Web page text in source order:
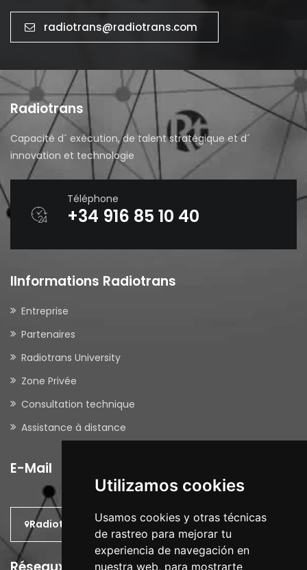
Utilizamos cookies
Usamos cookies y otras técnicas
de rastreo para mejorar tu
experiencia de navegación en
nuestra web, para mostrarte
radiotrans@radiotrans.com
Radiotrans
Capacité d´ exécution, de talent stratégique et d´
innovation et technologie
Téléphone
+34 916 85 10 40
IInformations Radiotrans
Entreprise
Partenaires
Radiotrans University
Zone Privée
Consultation technique
Assistance à distance
E-Mail
Radiotrans: Dans le monde